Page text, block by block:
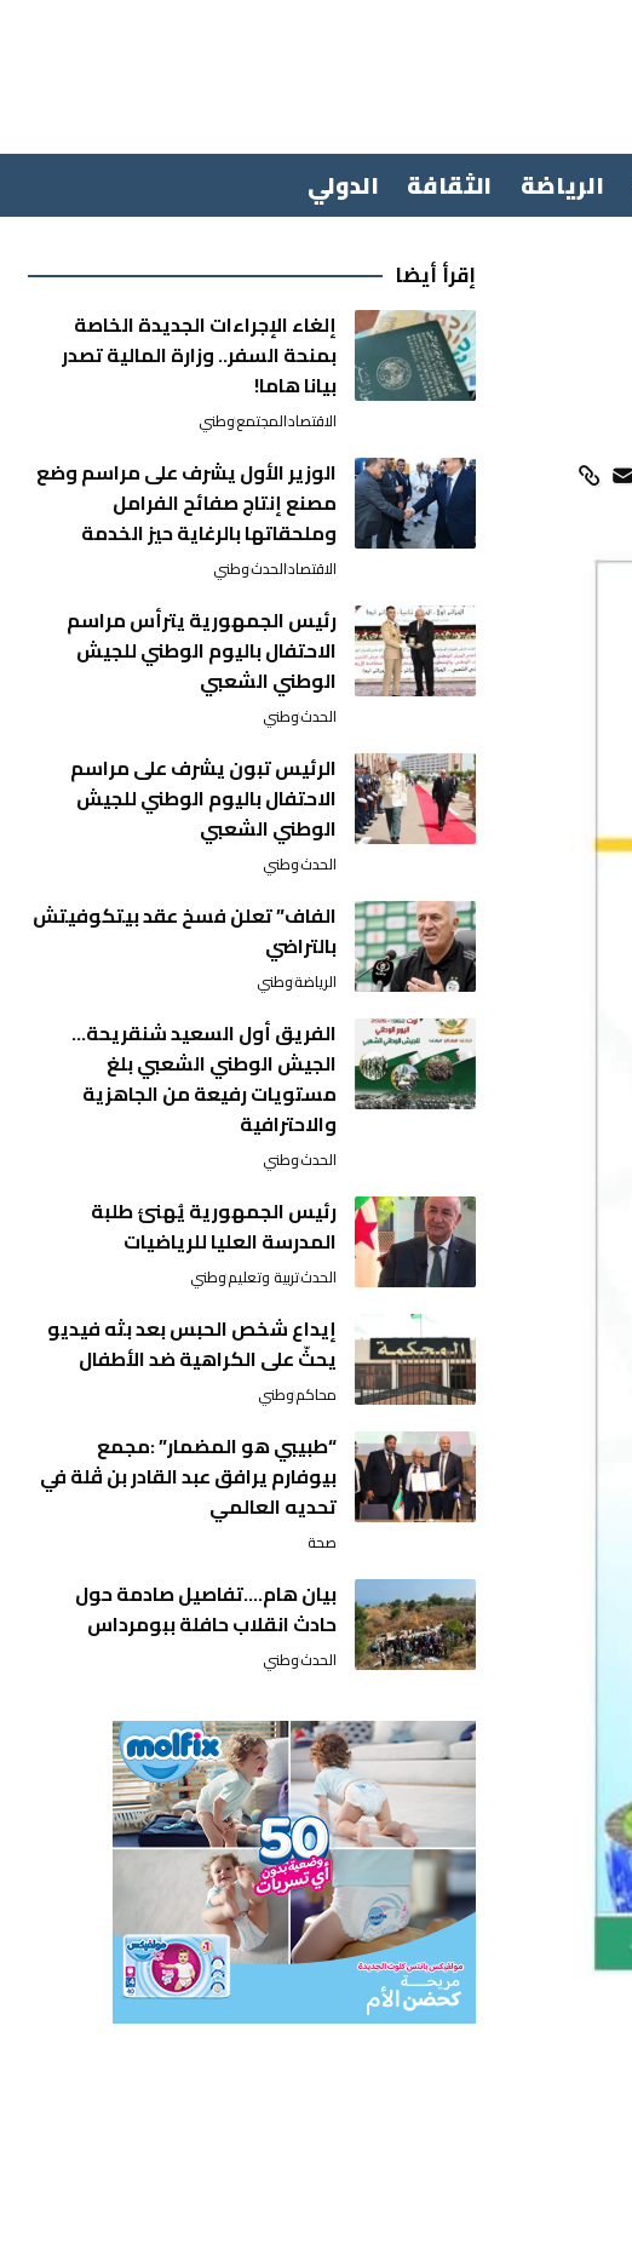
الرياضة الثقافة الدولي
إقرأ أيضا
إلغاء الإجراءات الجديدة الخاصة
بمنحة السفر.. وزارة المالية تصدر
بيانا هاما!
الاقتصادالمجتمعوطني
الوزير الأول يشرف على مراسم وضع
مصنع إنتاج صفائح الفرامل
وملحقاتها بالرغاية حيز الخدمة
الاقتصادالحدثوطني
رئيس الجمهورية يترأس مراسم
الاحتفال باليوم الوطني للجيش
الوطني الشعبي
الحدثوطني
الرئيس تبون يشرف على مراسم
الاحتفال باليوم الوطني للجيش
الوطني الشعبي
الحدثوطني
الفاف” تعلن فسخ عقد بيتكوفيتش
بالتراضي
الرياضةوطني
الفريق أول السعيد شنقريحة…
الجيش الوطني الشعبي بلغ
مستويات رفيعة من الجاهزية
والاحترافية
الحدثوطني
رئيس الجمهورية يُهنئ طلبة
المدرسة العليا للرياضيات
الحدثتربية وتعليموطني
إيداع شخص الحبس بعد بثه فيديو
يحثّ على الكراهية ضد الأطفال
محاكموطني
“طبيبي هو المضمار” :مجمع
بيوفارم يرافق عبد القادر بن ڤلة في
تحديه العالمي
صحة
بيان هام….تفاصيل صادمة حول
حادث انقلاب حافلة ببومرداس
الحدثوطني